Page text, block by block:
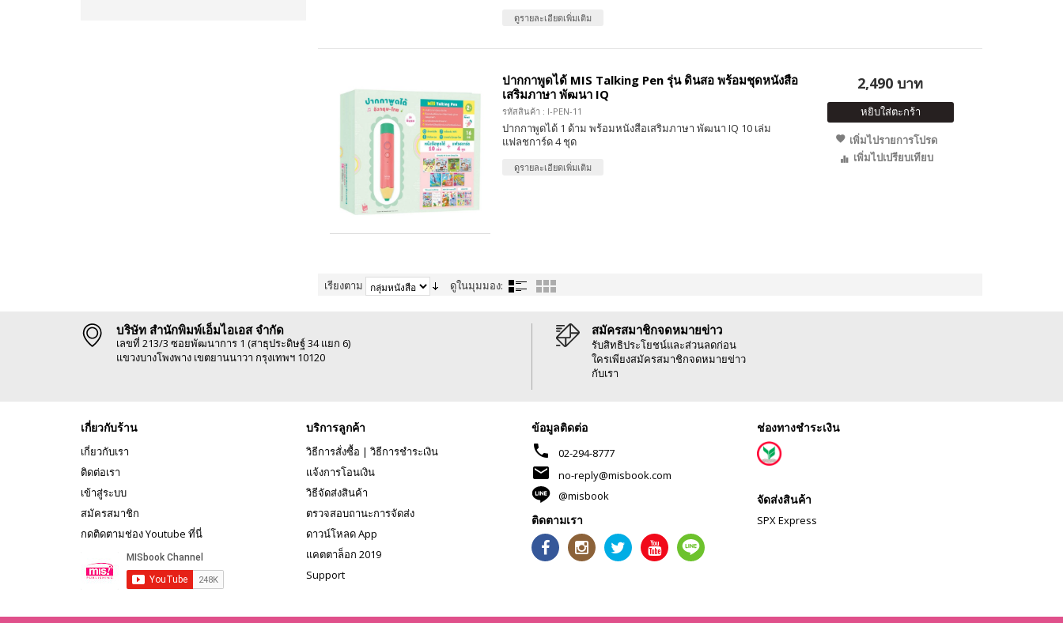
ดูรายละเอียดเพิ่มเติม
ปากกาพูดได้ MIS Talking Pen รุ่น ดินสอ พร้อมชุดหนังสือ
เสริมภาษา พัฒนา IQ
รหัสสินค้า : I-PEN-11
ปากกาพูดได้ 1 ด้าม พร้อมหนังสือเสริมภาษา พัฒนา IQ 10 เล่ม
แฟลชการ์ด 4 ชุด
ดูรายละเอียดเพิ่มเติม
2,490 บาท
หยิบใส่ตะกร้า
เพิ่มไปรายการโปรด
เพิ่มไปเปรียบเทียบ
เรียงตาม ดูในมุมมอง:
บริษัท สำนักพิมพ์เอ็มไอเอส จำกัด
เลขที่ 213/3 ซอยพัฒนาการ 1 (สาธุประดิษฐ์ 34 แยก 6)
แขวงบางโพงพาง เขตยานนาวา กรุงเทพฯ 10120
สมัครสมาชิกจดหมายข่าว
รับสิทธิประโยชน์และส่วนลดก่อน
ใครเพียงสมัครสมาชิกจดหมายข่าว
กับเรา
เกี่ยวกับร้าน
เกี่ยวกับเรา
ติดต่อเรา
เข้าสู่ระบบ
สมัครสมาชิก
กดติดตามช่อง Youtube ที่นี่
บริการลูกค้า
วิธีการสั่งซื้อ | วิธีการชำระเงิน
แจ้งการโอนเงิน
วิธีจัดส่งสินค้า
ตรวจสอบถานะการจัดส่ง
ดาวน์โหลด App
แคตตาล็อก 2019
Support
ข้อมูลติดต่อ
phone 02-294-8777
mail
no-reply@misbook.com
@misbook
ติดตามเรา
ช่องทางชำระเงิน
จัดส่งสินค้า
SPX Express